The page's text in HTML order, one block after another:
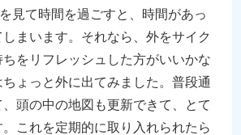
見て時間を過ごすと、時間があっ
まいます。それなら、外をサイク
ちをリフレッシュした方がいいかな
ょっと外に出てみました。普段通
頭の中の地図も更新できて、とて
これを定期的に取り入れられたら